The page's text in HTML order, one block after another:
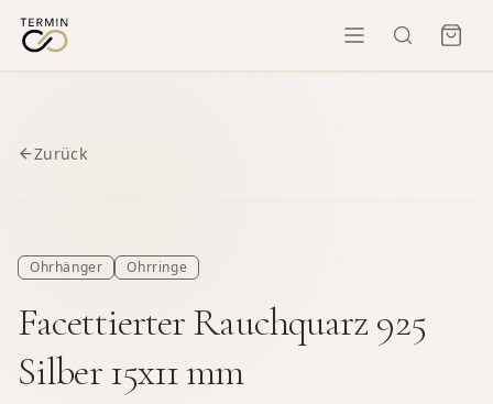
Zurück
Ohrhänger Ohrringe
Facettierter Rauchquarz 925
Silber 15x11 mm